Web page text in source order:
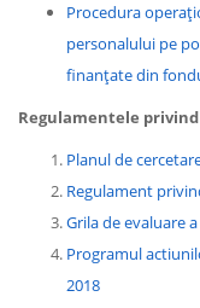
Procedura
personalului pe
finanțate din
Regulamentele
Planul de
Regulament
Grila de evaluare
Programul
2018